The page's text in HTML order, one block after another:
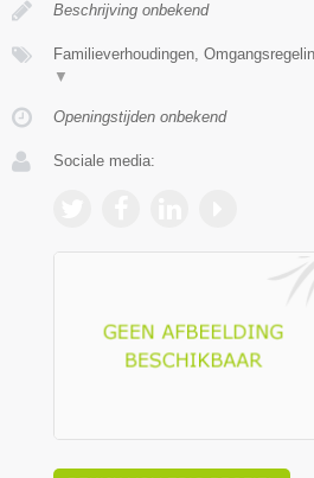
Beschrijving onbekend
Familieverhoudingen,
▼
Openingstijden onbekend
Sociale media: